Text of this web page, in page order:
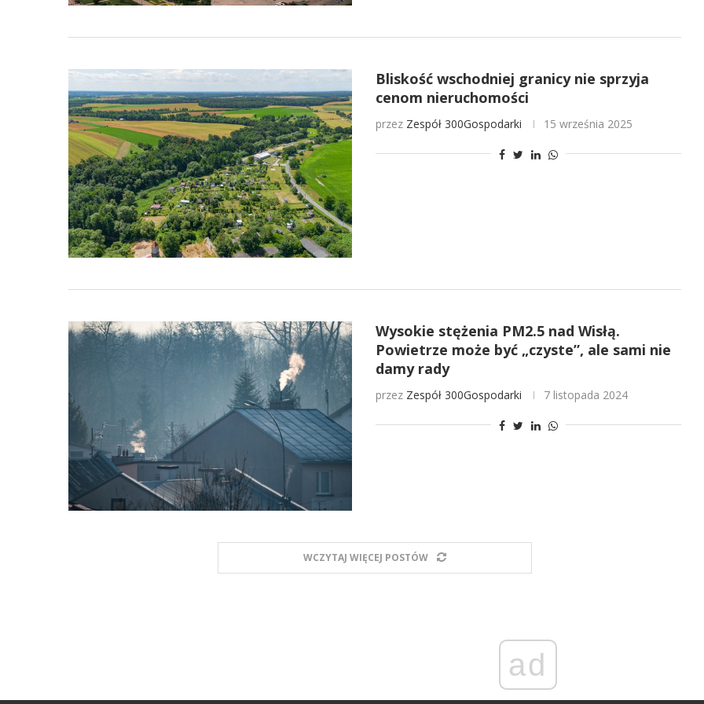
Bliskość wschodniej granicy nie sprzyja
cenom nieruchomości
przez Zespół 300Gospodarki 15 września 2025
Wysokie stężenia PM2.5 nad Wisłą.
Powietrze może być „czyste”, ale sami nie
damy rady
przez Zespół 300Gospodarki 7 listopada 2024
WCZYTAJ WIĘCEJ POSTÓW
ad